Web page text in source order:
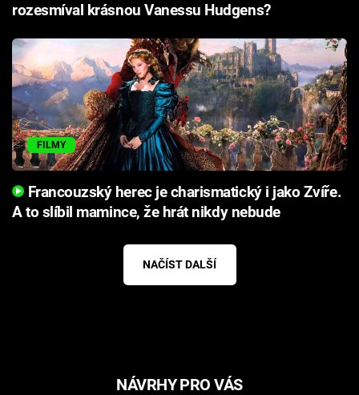
rozesmíval krásnou Vanessu Hudgens?
FILMY
Francouzský herec je charismatický i jako Zvíře.
A to slíbil mamince, že hrát nikdy nebude
NAČÍST DALŠÍ
NÁVRHY PRO VÁS